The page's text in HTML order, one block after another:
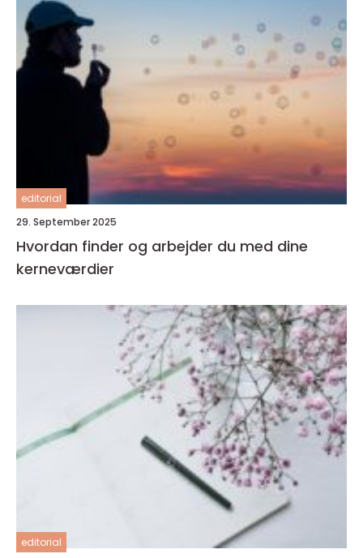
editorial
29. September 2025
Hvordan finder og arbejder du med dine
kerneværdier
editorial